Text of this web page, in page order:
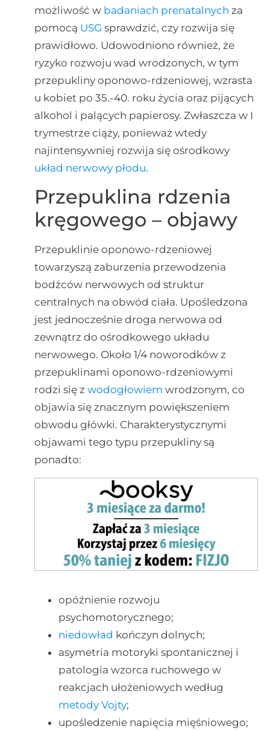
możliwość w badaniach prenatalnych za
pomocą USG sprawdzić, czy rozwija się
prawidłowo. Udowodniono również, że
ryzyko rozwoju wad wrodzonych, w tym
przepukliny oponowo-rdzeniowej, wzrasta
u kobiet po 35.-40. roku życia oraz pijących
alkohol i palących papierosy. Zwłaszcza w I
trymestrze ciąży, ponieważ wtedy
najintensywniej rozwija się ośrodkowy
układ nerwowy płodu.
Przepuklina rdzenia
kręgowego – objawy
Przepuklinie oponowo-rdzeniowej
towarzyszą zaburzenia przewodzenia
bodźców nerwowych od struktur
centralnych na obwód ciała. Upośledzona
jest jednocześnie droga nerwowa od
zewnątrz do ośrodkowego układu
nerwowego. Około 1/4 noworodków z
przepuklinami oponowo-rdzeniowymi
rodzi się z wodogłowiem wrodzonym, co
objawia się znacznym powiększeniem
obwodu główki. Charakterystycznymi
objawami tego typu przepukliny są
ponadto:
opóźnienie rozwoju
psychomotorycznego;
niedowład kończyn dolnych;
asymetria motoryki spontanicznej i
patologia wzorca ruchowego w
reakcjach ułożeniowych według
metody Vojty;
upośledzenie napięcia mięśniowego;